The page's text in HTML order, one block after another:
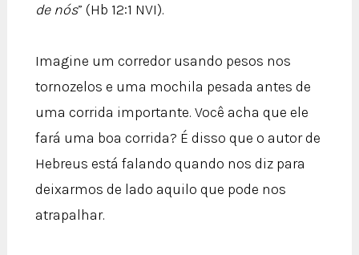
de nós” (Hb 12:1 NVI).
Imagine um corredor usando pesos nos
tornozelos e uma mochila pesada antes de
uma corrida importante. Você acha que ele
fará uma boa corrida? É disso que o autor de
Hebreus está falando quando nos diz para
deixarmos de lado aquilo que pode nos
atrapalhar.